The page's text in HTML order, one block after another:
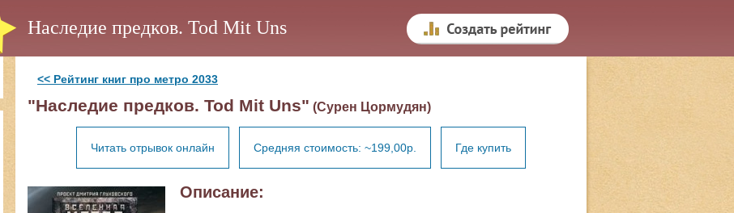
Наследие предков. Tod Mit Uns
<< Рейтинг книг про метро 2033
"Наследие предков. Tod Mit Uns" (Сурен Цормудян)
Читать отрывок онлайн Средняя стоимость: ~199,00р. Где купить
Описание: